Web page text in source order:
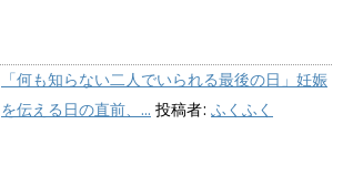
「何も知らない二人でいられる最後の日」妊娠
を伝える日の直前、... 投稿者: ふくふく